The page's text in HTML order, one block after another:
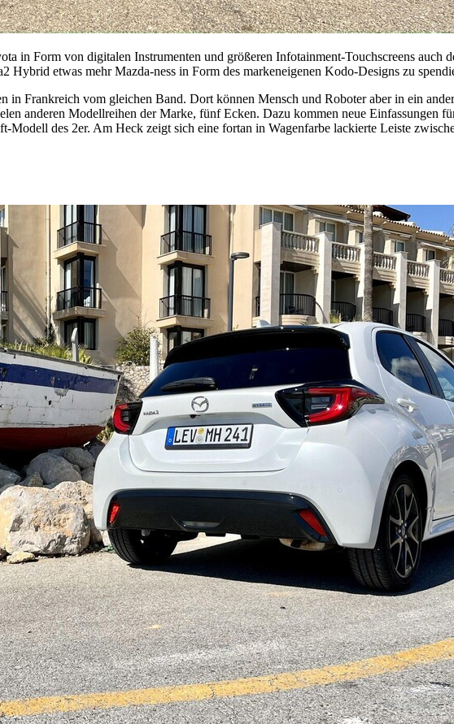
in Form von digitalen Instrumenten und größeren Infotainment-Touchscreens auch
Hybrid etwas mehr Mazda-ness in Form des markeneigenen Kodo-Designs zu
Frankreich vom gleichen Band. Dort können Mensch und Roboter aber in ein
anderen Modellreihen der Marke, fünf Ecken. Dazu kommen neue Einfassungen
Modell des 2er. Am Heck zeigt sich eine fortan in Wagenfarbe lackierte Leiste